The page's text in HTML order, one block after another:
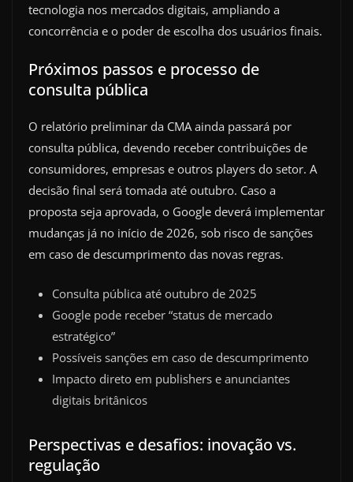
tecnologia nos mercados digitais, ampliando a
concorrência e o poder de escolha dos usuários finais.
Próximos passos e processo de
consulta pública
O relatório preliminar da CMA ainda passará por
consulta pública, devendo receber contribuições de
consumidores, empresas e outros players do setor. A
decisão final será tomada até outubro. Caso a
proposta seja aprovada, o Google deverá implementar
mudanças já no início de 2026, sob risco de sanções
em caso de descumprimento das novas regras.
Consulta pública até outubro de 2025
Google pode receber “status de mercado
estratégico”
Possíveis sanções em caso de descumprimento
Impacto direto em publishers e anunciantes
digitais britânicos
Perspectivas e desafios: inovação vs.
regulação